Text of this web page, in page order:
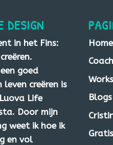
DESIGN
in het Fins:
goed
leven creëren is
Life
Door mijn
weet ik hoe ik
en vol
Home